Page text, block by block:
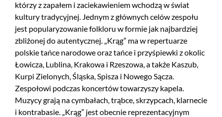
którzy z zapałem i zaciekawieniem wchodzą w świat
kultury tradycyjnej. Jednym z głównych celów zespołu
jest popularyzowanie folkloru w formie jak najbardziej
zbliżonej do autentycznej. „Krąg” ma w repertuarze
polskie tańce narodowe oraz tańce i przyśpiewki z okolic
Łowicza, Lublina, Krakowa i Rzeszowa, a także Kaszub,
Kurpi Zielonych, Śląska, Spisza i Nowego Sącza.
Zespołowi podczas koncertów towarzyszy kapela.
Muzycy grają na cymbałach, trąbce, skrzypcach, klarnecie
i kontrabasie. „Krąg” jest obecnie reprezentacyjnym